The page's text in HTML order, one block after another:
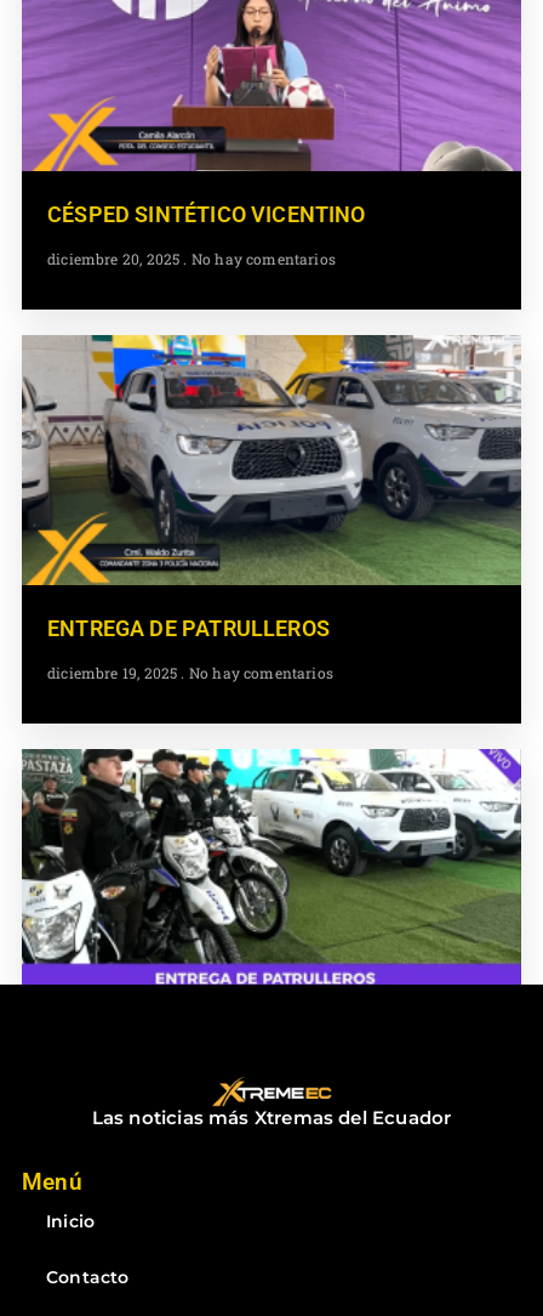
CÉSPED SINTÉTICO VICENTINO
diciembre 20, 2025 No hay comentarios
ENTREGA DE PATRULLEROS
diciembre 19, 2025 No hay comentarios
No hay comentarios
Las noticias más Xtremas del Ecuador
Menú
Inicio
Contacto